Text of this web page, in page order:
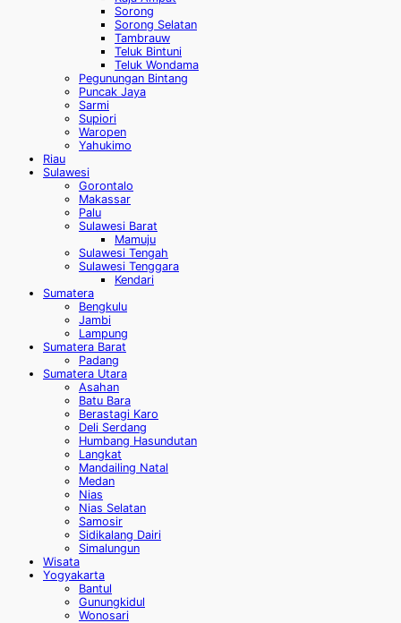
Sorong
Sorong Selatan
Tambrauw
Teluk Bintuni
Teluk Wondama
Pegunungan Bintang
Puncak Jaya
Sarmi
Supiori
Waropen
Yahukimo
Riau
Sulawesi
Gorontalo
Makassar
Palu
Sulawesi Barat
Mamuju
Sulawesi Tengah
Sulawesi Tenggara
Kendari
Sumatera
Bengkulu
Jambi
Lampung
Sumatera Barat
Padang
Sumatera Utara
Asahan
Batu Bara
Berastagi Karo
Deli Serdang
Humbang Hasundutan
Langkat
Mandailing Natal
Medan
Nias
Nias Selatan
Samosir
Sidikalang Dairi
Simalungun
Wisata
Yogyakarta
Bantul
Gunungkidul
Wonosari